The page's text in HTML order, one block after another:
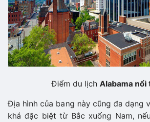
Điểm du lịch Alabama nổi
Địa hình của bang này cũng đa dạng
khá đặc biệt từ Bắc xuống Nam,